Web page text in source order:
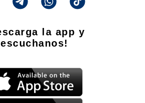
la app y
escuchanos!